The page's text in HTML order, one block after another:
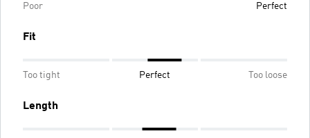
Poor Perfect
Fit
Too tight Perfect Too loose
Length